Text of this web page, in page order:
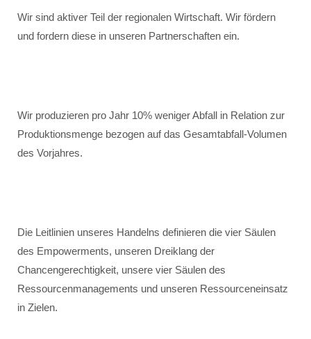
Wir sind aktiver Teil der regionalen Wirtschaft. Wir fördern
und fordern diese in unseren Partnerschaften ein.
Wir produzieren pro Jahr 10% weniger Abfall in Relation zur
Produktionsmenge bezogen auf das Gesamtabfall-Volumen
des Vorjahres.
Die Leitlinien unseres Handelns definieren die vier Säulen
des Empowerments, unseren Dreiklang der
Chancengerechtigkeit, unsere vier Säulen des
Ressourcenmanagements und unseren Ressourceneinsatz
in Zielen.